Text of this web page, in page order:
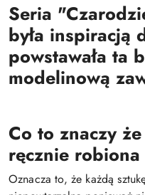
Seria
była inspiracją
powstawała ta
modelinową
Co to znaczy
ręcznie
Oznacza to, że każdą